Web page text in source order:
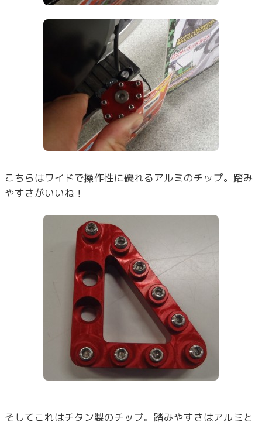
こちらはワイドで操作性に優れるアルミのチップ。踏み
やすさがいいね！
そしてこれはチタン製のチップ。踏みやすさはアルミと